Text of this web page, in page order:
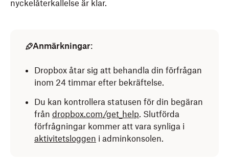
nyckelåterkallelse är klar.
Anmärkningar:
Dropbox åtar sig att behandla din förfrågan
inom 24 timmar efter bekräftelse.
Du kan kontrollera statusen för din begäran
från dropbox.com/get_help. Slutförda
förfrågningar kommer att vara synliga i
aktivitetsloggen i adminkonsolen.